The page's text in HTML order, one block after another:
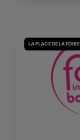
LA PLACE DE LA FOIRE